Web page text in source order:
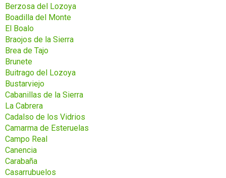
Berzosa del Lozoya
Boadilla del Monte
El Boalo
Braojos de la Sierra
Brea de Tajo
Brunete
Buitrago del Lozoya
Bustarviejo
Cabanillas de la Sierra
La Cabrera
Cadalso de los Vidrios
Camarma de Esteruelas
Campo Real
Canencia
Carabaña
Casarrubuelos